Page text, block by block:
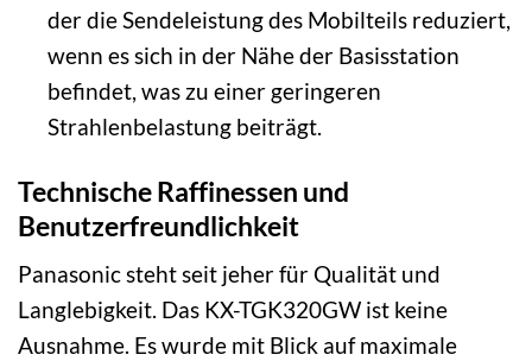
der die Sendeleistung des Mobilteils reduziert,
wenn es sich in der Nähe der Basisstation
befindet, was zu einer geringeren
Strahlenbelastung beiträgt.
Technische Raffinessen und
Benutzerfreundlichkeit
Panasonic steht seit jeher für Qualität und
Langlebigkeit. Das KX-TGK320GW ist keine
Ausnahme. Es wurde mit Blick auf maximale